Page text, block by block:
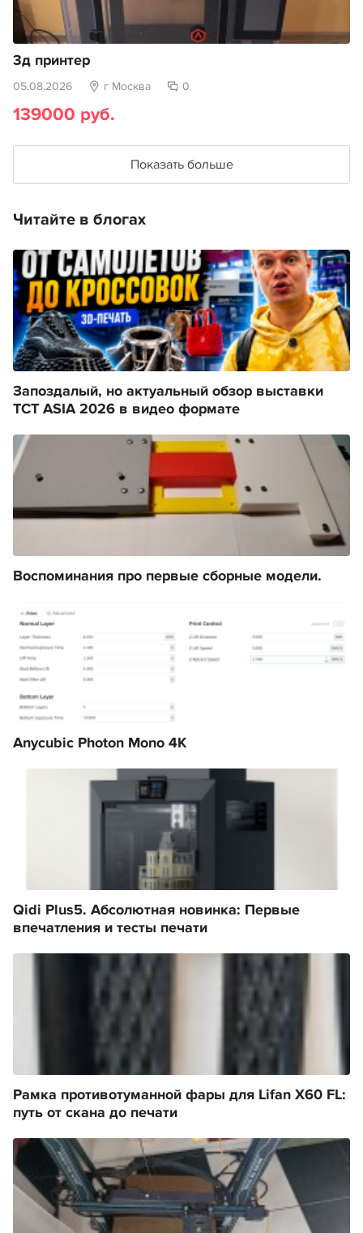
3д принтер
05.08.2026 г Москва 0
139000 руб.
Показать больше
Читайте в блогах
Запоздалый, но актуальный обзор выставки
TCT ASIA 2026 в видео формате
Воспоминания про первые сборные модели.
Anycubic Photon Mono 4K
Qidi Plus5. Абсолютная новинка: Первые
впечатления и тесты печати
Рамка противотуманной фары для Lifan X60 FL:
путь от скана до печати